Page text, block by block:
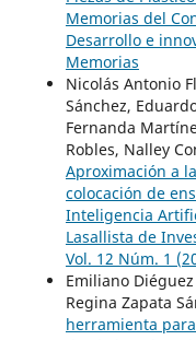
Memorias del
Desarrollo e
Memorias
Nicolás Antonio
Sánchez,
Fernanda
Robles, Nalley
Aproximación a
colocación de
Inteligencia
Lasallista de
Vol. 12 Núm. 1
Emiliano
Regina Zapata
herramienta